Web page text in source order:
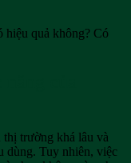
trường khá lâu và
dùng. Tuy nhiên, việc